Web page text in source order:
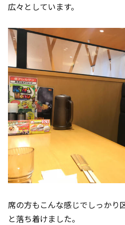
広々としています。
席の方もこんな感じでしっかり
と落ち着けました。